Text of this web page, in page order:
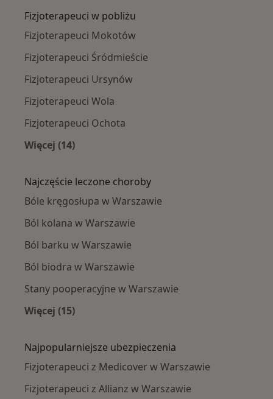
Fizjoterapeuci w pobliżu
Fizjoterapeuci Mokotów
Fizjoterapeuci Śródmieście
Fizjoterapeuci Ursynów
Fizjoterapeuci Wola
Fizjoterapeuci Ochota
Więcej (14)
Najczęście leczone choroby
Bóle kręgosłupa w Warszawie
Ból kolana w Warszawie
Ból barku w Warszawie
Ból biodra w Warszawie
Stany pooperacyjne w Warszawie
Więcej (15)
Najpopularniejsze ubezpieczenia
Fizjoterapeuci z Medicover w Warszawie
Fizjoterapeuci z Allianz w Warszawie